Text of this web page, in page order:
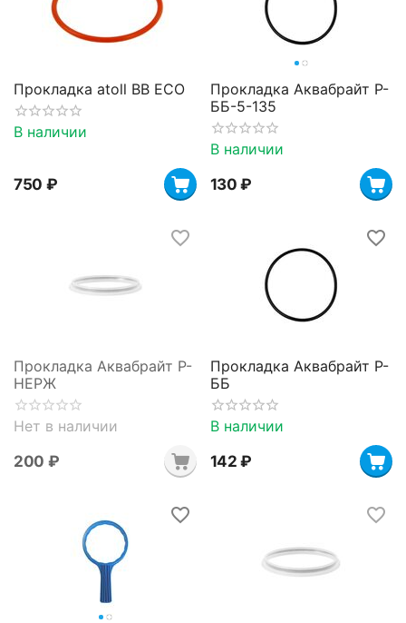
Прокладка atoll BB ECO
В наличии
‍750‍ ₽
Прокладка Аквабрайт Р-
ББ-5-135
В наличии
‍130‍ ₽
Прокладка Аквабрайт Р-
НЕРЖ
Нет в наличии
‍200‍ ₽
Прокладка Аквабрайт Р-
ББ
В наличии
‍142‍ ₽